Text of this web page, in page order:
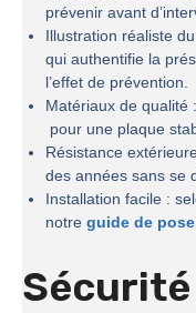
prévenir avant
Illustration réaliste du
qui authentifie la
l’effet de prévention.
Matériaux de qualité
pour une plaque
Résistance
des années sans se
Installation facile :
notre guide de